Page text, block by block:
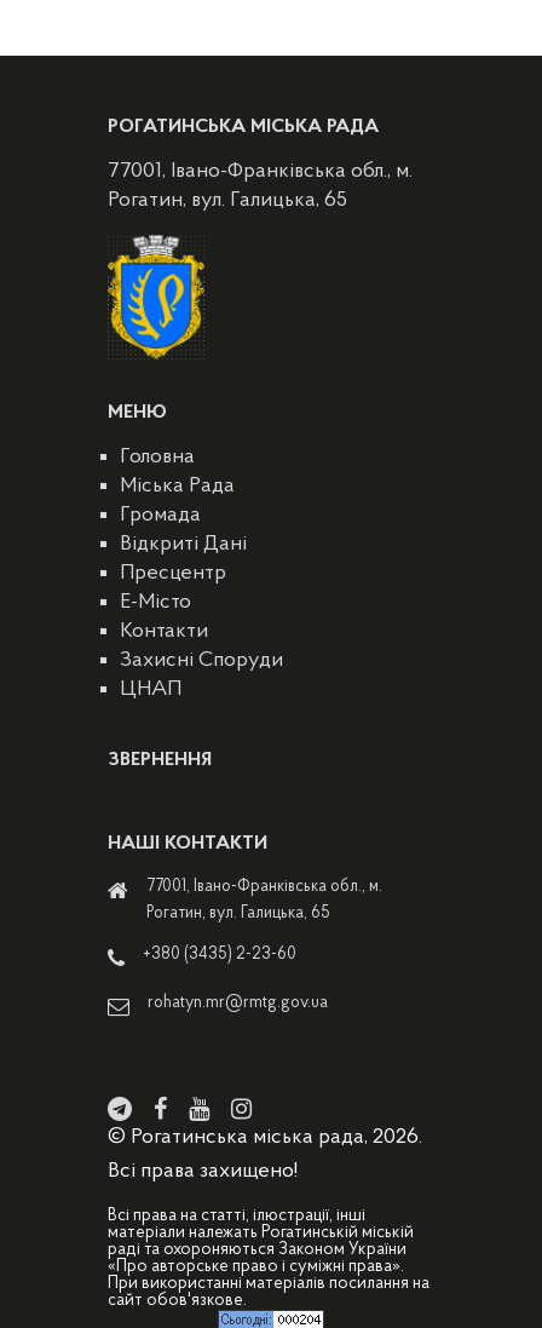
РОГАТИНСЬКА МІСЬКА РАДА
77001, Івано-Франківська обл., м.
Рогатин, вул. Галицька, 65
МЕНЮ
Головна
Міська Рада
Громада
Відкриті Дані
Пресцентр
E-Місто
Контакти
Захисні Споруди
ЦНАП
ЗВЕРНЕННЯ
НАШІ КОНТАКТИ
77001, Івано-Франківська обл., м.
Рогатин, вул. Галицька, 65
+380 (3435) 2-23-60
rohatyn.mr@rmtg.gov.ua
© Рогатинська міська рада, 2026.
Всі права захищено!
Всі права на статті, ілюстрації, інші
матеріали належать Рогатинській міській
раді та охороняються Законом України
«Про авторське право і суміжні права».
При використанні матеріалів посилання на
сайт обов'язкове.